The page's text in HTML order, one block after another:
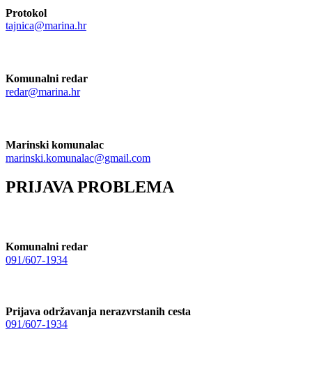
Protokol
tajnica@marina.hr
Komunalni redar
redar@marina.hr
Marinski komunalac
marinski.komunalac@gmail.com
PRIJAVA PROBLEMA
Komunalni redar
091/607-1934
Prijava održavanja nerazvrstanih cesta
091/607-1934